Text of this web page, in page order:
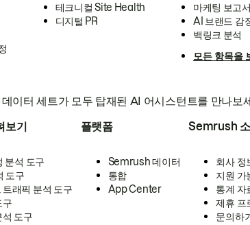
테크니컬 Site Health
디지털 PR
마케팅 보고
AI 브랜드 감
백링크 분석
모든 항목을
이터 세트가 모두 탑재된 AI 어시스턴트를 만나보
보기
분석 도구
도구
트래픽 분석 도구
구
석 도구
플랫폼
Semrush 데이터
통합
App Center
Semrush
회사 정
지원 가
통계 자
제휴 프
문의하